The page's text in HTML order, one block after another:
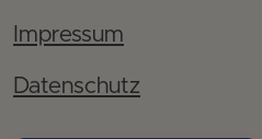
Impressum
Datenschutz